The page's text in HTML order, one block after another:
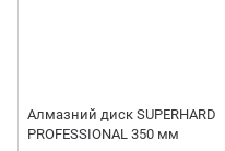
Алмазний диск SUPERHARD
PROFESSIONAL 350 мм